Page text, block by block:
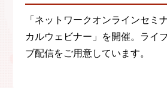
「ネットワークオンラインセミ
カルウェビナー」を開催。ライ
ブ配信をご用意しています。